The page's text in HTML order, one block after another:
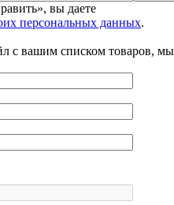
вы даете
персональных данных.
с вашим списком товаров,